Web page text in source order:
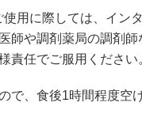
用に際しては、イン
師や調剤薬局の調剤
責任でご服用ください
で、食後1時間程度空